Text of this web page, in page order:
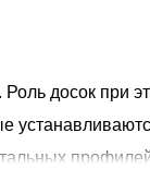
Роль досок при